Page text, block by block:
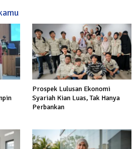
Prospek Lulusan Ekonomi
Syariah Kian Luas, Tak Hanya
Perbankan